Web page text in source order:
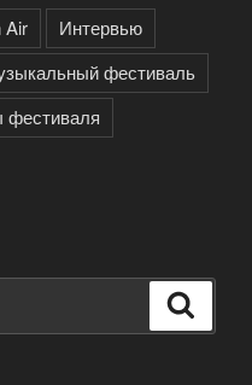
Air
Интервью
фестиваль
фестиваля